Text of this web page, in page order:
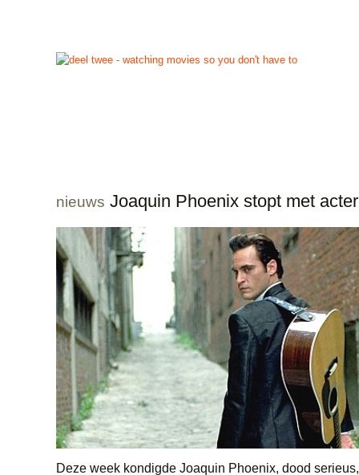
nieuws Joaquin Phoenix stopt met
Deze week kondigde Joaquin Phoenix, dood